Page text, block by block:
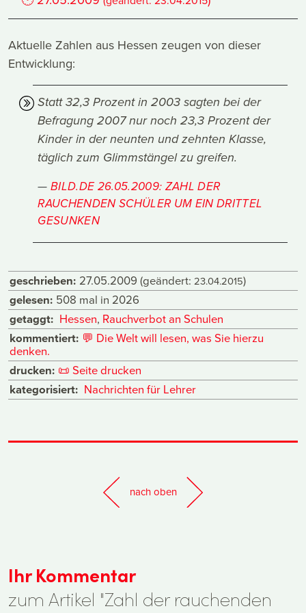
Aktuelle Zahlen aus Hessen zeugen von dieser
Entwicklung:
Statt 32,3 Prozent in 2003 sagten bei der
Befragung 2007 nur noch 23,3 Prozent der
Kinder in der neunten und zehnten Klasse,
täglich zum Glimmstängel zu greifen.
BILD.DE 26.05.2009: ZAHL DER
RAUCHENDEN SCHÜLER UM EIN DRITTEL
GESUNKEN
geschrieben: 27.05.2009 (geändert: 23.04.2015)
gelesen: 508 mal in 2026
getaggt: Hessen, Rauchverbot an Schulen
kommentiert: 💬 Die Welt will lesen, was Sie hierzu
denken.
drucken: 📜 Seite drucken
kategorisiert: Nachrichten für Lehrer
nach oben
Ihr Kommentar
zum Artikel "Zahl der rauchenden